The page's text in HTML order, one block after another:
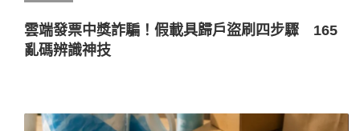
雲端發票中獎詐騙！假載具歸戶盜刷四步驟 165
亂碼辨識神技